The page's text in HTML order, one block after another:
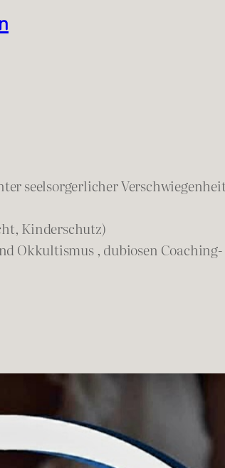
seelsorgerlicher
Kinderschutz)
Okkultismus , dubiosen